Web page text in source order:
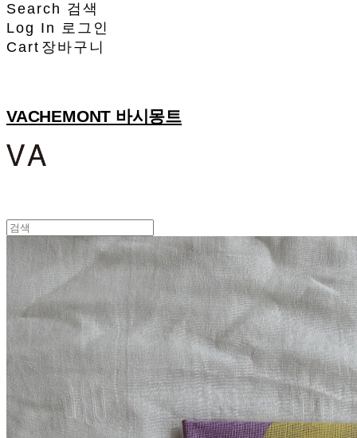
Search 검색
Log In 로그인
Cart 장바구니
VACHEMONT 바시몽트